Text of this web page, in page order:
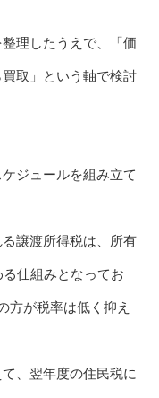
理したうえで、「価
取」という軸で検討
ジュールを組み立て
譲渡所得税は、所有
仕組みとなってお
方が税率は低く抑え
、翌年度の住民税に